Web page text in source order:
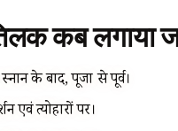
कब लगाया
स्नान के बाद, पूजा से पूर्व।
एवं त्योहारों पर।